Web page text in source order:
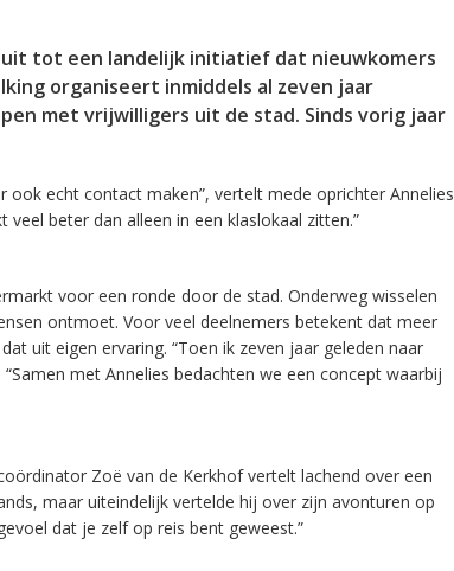
tot een landelijk initiatief dat nieuwkomers
organiseert inmiddels al zeven jaar
met vrijwilligers uit de stad. Sinds vorig jaar
ook echt contact maken”, vertelt mede oprichter Annelies
beter dan alleen in een klaslokaal zitten.”
voor een ronde door de stad. Onderweg wisselen
ontmoet. Voor veel deelnemers betekent dat meer
uit eigen ervaring. “Toen ik zeven jaar geleden naar
met Annelies bedachten we een concept waarbij
Zoë van de Kerkhof vertelt lachend over een
maar uiteindelijk vertelde hij over zijn avonturen op
dat je zelf op reis bent geweest.”